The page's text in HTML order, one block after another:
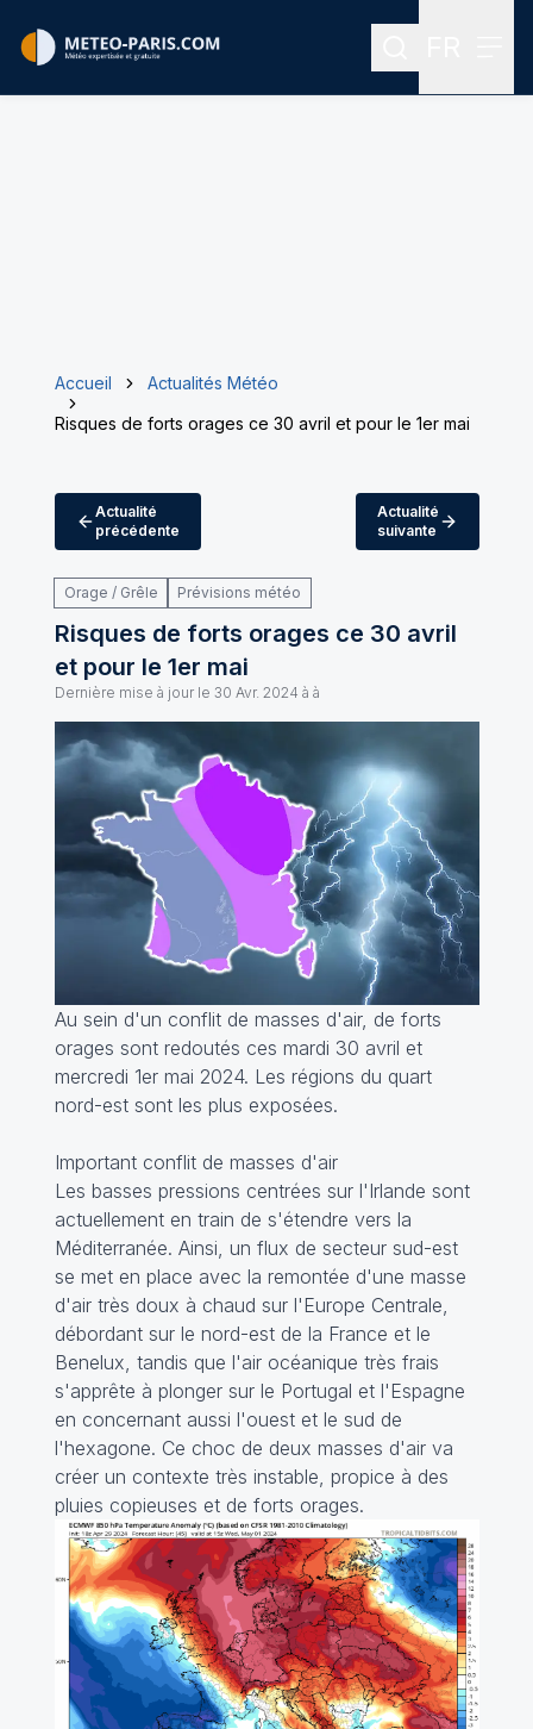
Rechercher
Accueil
Actualités Météo
Risques de forts orages ce 30 avril et pour le 1er mai
Actualité
précédente
Actualité
suivante
Orage / Grêle Prévisions météo
Risques de forts orages ce 30 avril
et pour le 1er mai
Dernière mise à jour le 30 Avr. 2024 à à
Au sein d'un conflit de masses d'air, de forts
orages sont redoutés ces mardi 30 avril et
mercredi 1er mai 2024. Les régions du quart
nord-est sont les plus exposées.
Important conflit de masses d'air
Les basses pressions centrées sur l'Irlande sont
actuellement en train de s'étendre vers la
Méditerranée. Ainsi, un flux de secteur sud-est
se met en place avec la remontée d'une masse
d'air très doux à chaud sur l'Europe Centrale,
débordant sur le nord-est de la France et le
Benelux, tandis que l'air océanique très frais
s'apprête à plonger sur le Portugal et l'Espagne
en concernant aussi l'ouest et le sud de
l'hexagone. Ce choc de deux masses d'air va
créer un contexte très instable, propice à des
pluies copieuses et de forts orages.